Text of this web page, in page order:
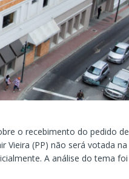
o recebimento do pedido de
Vieira (PP) não será votada na
A análise do tema foi